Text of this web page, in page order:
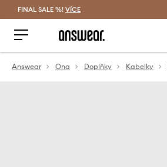
FINAL SALE %! VÍCE
Answear Ona Doplňky Kabelky